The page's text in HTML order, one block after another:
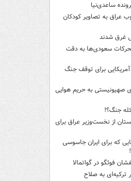
ساعدی‌نیا
عراق به تصاویر کودکان
غرق شدند
سعودی‌ها به دقت
آمریکایی برای توقف جنگ
صهیونیستی به حریم هوایی
جنگ؟!
از نخست‌وزیر عراق برای
که برای ایران جاسوسی
فوئگو در گواتمالا
ترکیه‌ای به صلاح